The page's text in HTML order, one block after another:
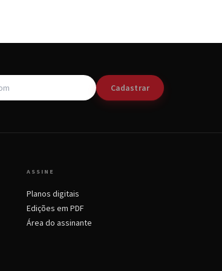
Cadastrar
ASSINE
Planos digitais
Edições em PDF
Área do assinante